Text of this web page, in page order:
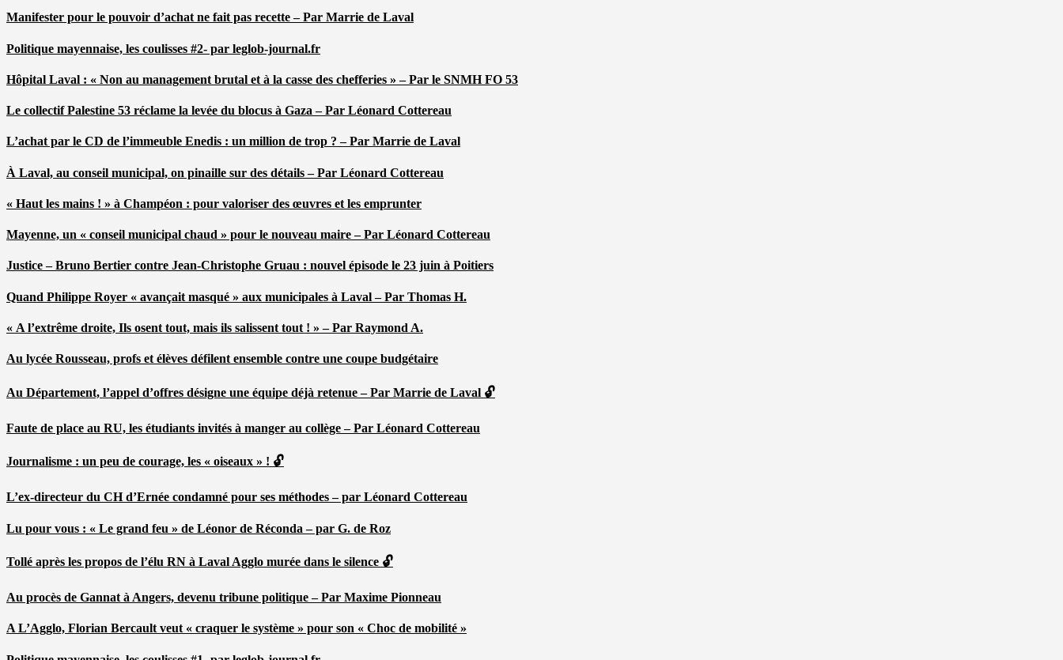
Manifester pour le pouvoir d’achat ne fait pas recette – Par Marrie de Laval
Politique mayennaise, les coulisses #2- par leglob-journal.fr
Hôpital Laval : « Non au management brutal et à la casse des chefferies » – Par le SNMH FO 53
Le collectif Palestine 53 réclame la levée du blocus à Gaza – Par Léonard Cottereau
L’achat par le CD de l’immeuble Enedis : un million de trop ? – Par Marrie de Laval
À Laval, au conseil municipal, on pinaille sur des détails – Par Léonard Cottereau
« Haut les mains ! » à Champéon : pour valoriser des œuvres et les emprunter
Mayenne, un « conseil municipal chaud » pour le nouveau maire – Par Léonard Cottereau
Justice – Bruno Bertier contre Jean-Christophe Gruau : nouvel épisode le 23 juin à Poitiers
Quand Philippe Royer « avançait masqué » aux municipales à Laval – Par Thomas H.
« A l’extrême droite, Ils osent tout, mais ils salissent tout ! » – Par Raymond A.
Au lycée Rousseau, profs et élèves défilent ensemble contre une coupe budgétaire
Au Département, l’appel d’offres désigne une équipe déjà retenue – Par Marrie de Laval 🔓
Faute de place au RU, les étudiants invités à manger au collège – Par Léonard Cottereau
Journalisme : un peu de courage, les « oiseaux » ! 🔓
L’ex-directeur du CH d’Ernée condamné pour ses méthodes – par Léonard Cottereau
Lu pour vous : « Le grand feu » de Léonor de Réconda – par G. de Roz
Tollé après les propos de l’élu RN à Laval Agglo murée dans le silence 🔓
Au procès de Gannat à Angers, devenu tribune politique – Par Maxime Pionneau
A L’Agglo, Florian Bercault veut « craquer le système » pour son « Choc de mobilité »